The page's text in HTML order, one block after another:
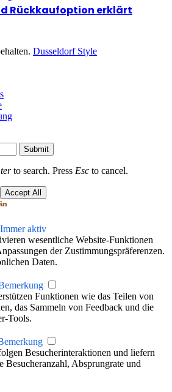
Rückkaufoption erklärt
Dusseldorf Style
Submit
to search. Press Esc to cancel.
Accept All
Immer aktiv
wesentliche Website-Funktionen
der Zustimmungspräferenzen.
Daten.
Funktionen wie das Teilen von
das Sammeln von Feedback und die
Tools.
Besucherinteraktionen und liefern
Absprungrate und